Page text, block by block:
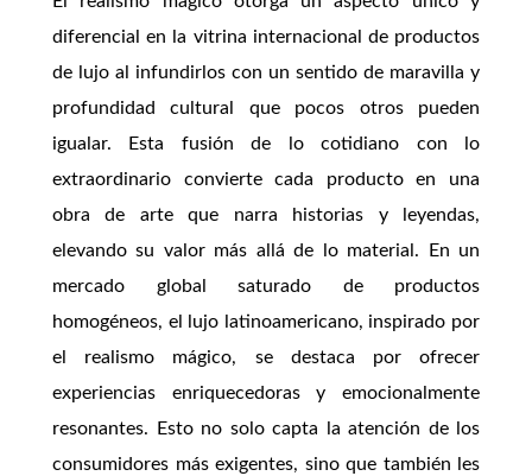
diferencial en la vitrina internacional de productos
de lujo al infundirlos con un sentido de maravilla y
profundidad cultural que pocos otros pueden
igualar. Esta fusión de lo cotidiano con lo
extraordinario convierte cada producto en una
obra de arte que narra historias y leyendas,
elevando su valor más allá de lo material. En un
mercado global saturado de productos
homogéneos, el lujo latinoamericano, inspirado por
el realismo mágico, se destaca por ofrecer
experiencias enriquecedoras y emocionalmente
resonantes. Esto no solo capta la atención de los
consumidores más exigentes, sino que también les